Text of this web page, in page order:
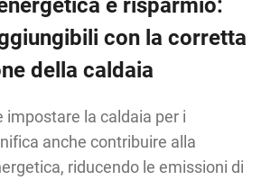
e risparmio:
con la corretta
della caldaia
impostare la caldaia per i
anche contribuire alla
riducendo le emissioni di